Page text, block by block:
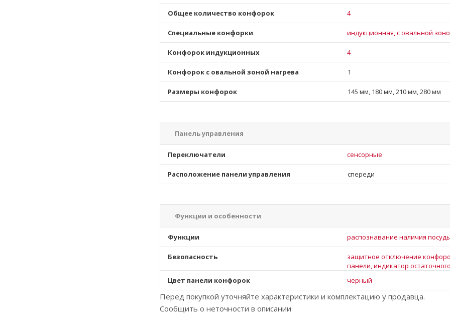
Общее количество конфорок 4
Специальные конфорки индукционная, с овальной
Конфорок индукционных 4
Конфорок с овальной зоной нагрева 1
Размеры конфорок 145 мм, 180 мм, 210 мм, 280 мм
Панель управления
Переключатели сенсорные
Расположение панели управления спереди
Функции и особенности
Функции распознавание наличия
Безопасность
защитное отключение
панели, индикатор
Цвет панели конфорок
черный
Перед покупкой уточняйте характеристики и комплектацию у продавца.
Сообщить о неточности в описании